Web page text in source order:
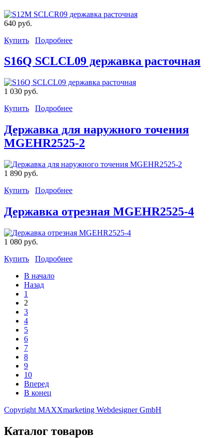
640 руб.
Купить
Подробнее
S16Q SCLCL09 державка расточная
1 030 руб.
Купить
Подробнее
Державка для наружного точения
MGEHR2525-2
1 890 руб.
Купить
Подробнее
Державка отрезная MGEHR2525-4
1 080 руб.
Купить
Подробнее
В начало
Назад
1
2
3
4
5
6
7
8
9
10
Вперед
В конец
Copyright MAXXmarketing Webdesigner GmbH
Каталог товаров